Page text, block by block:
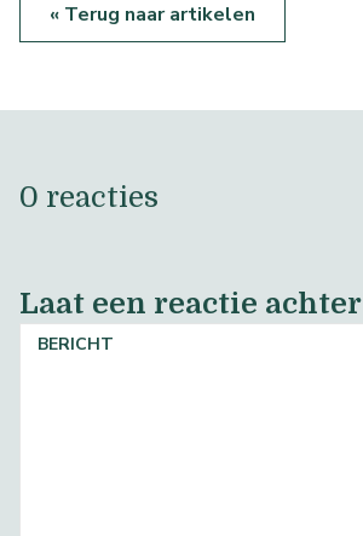
« Terug naar artikelen
0 reacties
Laat een reactie achter
BERICHT